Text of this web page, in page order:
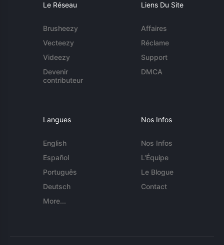
Le Réseau
Brusheezy
Vecteezy
Videezy
Devenir
contributeur
Liens Du Site
Affaires
Réclame
Support
DMCA
Langues
English
Español
Português
Deutsch
More...
Nos Infos
Nos Infos
L'Équipe
Le Blogue
Contact